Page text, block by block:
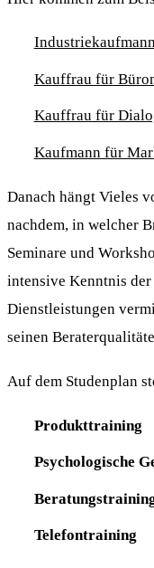
Industriekaufmann
Kauffrau für
Kauffrau für
Kaufmann für
Danach hängt Vieles
nachdem, in welcher
Seminare und
intensive Kenntnis
Dienstleistungen
seinen
Auf dem Studenplan
Produkttraining
Psychologische
Telefontraining